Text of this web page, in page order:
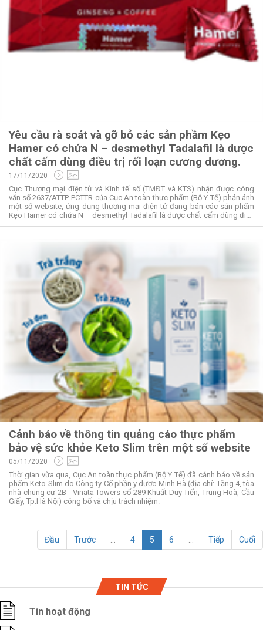
Yêu cầu rà soát và gỡ bỏ các sản phầm Kẹo
Hamer có chứa N – desmethyl Tadalafil là dược
chất cấm dùng điều trị rối loạn cương dương.
17/11/2020
Cục Thương mại điện tử và Kinh tế số (TMĐT và KTS) nhận được công
văn số 2637/ATTP-PCTTR của Cục An toàn thực phẩm (Bộ Y Tế) phản ánh
một số website, ứng dụng thương mại điện tử đang bán các sản phẩm
Kẹo Hamer có chứa N – desmethyl Tadalafil là dược chất cấm dùng điều
trị rối loạn cương dương (theo phản ánh của cơ quan Khoa học Y tế
Cảnh báo về thông tin quảng cáo thực phẩm
bảo vệ sức khỏe Keto Slim trên một số website
05/11/2020
Thời gian vừa qua, Cục An toàn thực phẩm (Bộ Y Tế) đã cảnh báo về sản
phẩm Keto Slim do Công ty Cổ phần y dược Minh Hà (địa chỉ: Tầng 4, tòa
nhà chung cư 2B - Vinata Towers số 289 Khuất Duy Tiến, Trung Hoà, Cầu
Giấy, Tp.Hà Nội) công bố và chịu trách nhiệm.
Đầu Trước 4 5 6 Tiếp Cuối
TIN TỨC
Tin hoạt động